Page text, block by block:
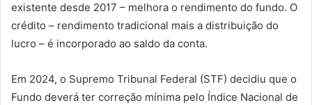
existente desde 2017 – melhora o rendimento do fundo. O
crédito – rendimento tradicional mais a distribuição do
lucro – é incorporado ao saldo da conta.
Em 2024, o Supremo Tribunal Federal (STF) decidiu que o
Fundo deverá ter correção mínima pelo Índice Nacional de